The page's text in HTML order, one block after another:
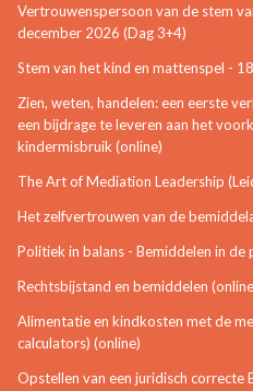
Vertrouwenspersoon van de stem
december 2026 (Dag 3+4)
Stem van het kind en mattenspel -
Zien, weten, handelen: een eerste
een bijdrage te leveren aan het
kindermisbruik (online)
The Art of Mediation Leadership
Het zelfvertrouwen van de
Politiek in balans - Bemiddelen in de
Rechtsbijstand en bemiddelen
Alimentatie en kindkosten met de
calculators) (online)
Opstellen van een juridisch correcte